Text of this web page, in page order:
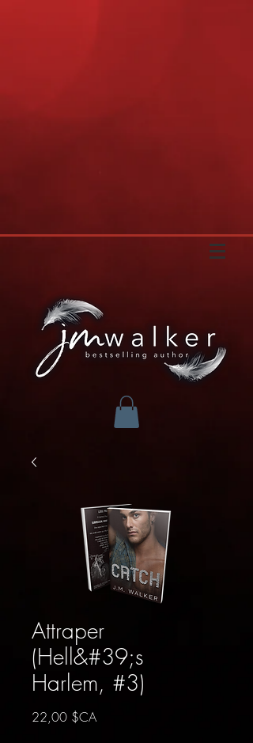
Attraper
(Hell&#39;s
Harlem, #3)
22,00 $CAPrix